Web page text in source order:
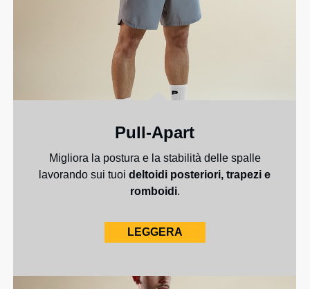
Pull-Apart
Migliora la postura e la stabilità delle spalle
lavorando sui tuoideltoidi posteriori, trapezi e
romboidi.
LEGGERA